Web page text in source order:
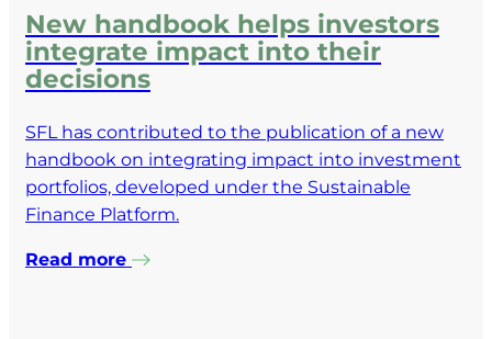
New handbook helps investors
integrate impact into their
decisions
SFL has contributed to the publication of a new
handbook on integrating impact into investment
portfolios, developed under the Sustainable
Finance Platform.
Read more